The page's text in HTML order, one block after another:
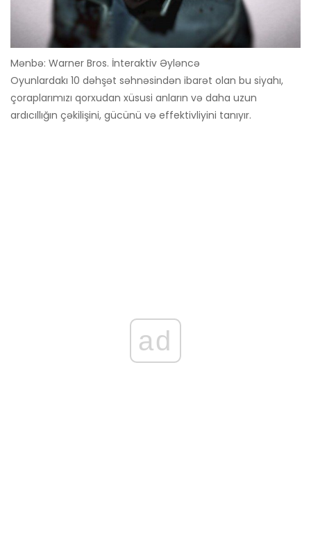
Mənbə: Warner Bros. İnteraktiv Əyləncə
Oyunlardakı 10 dəhşət səhnəsindən ibarət olan bu siyahı,
çoraplarımızı qorxudan xüsusi anların və daha uzun
ardıcıllığın çəkilişini, gücünü və effektivliyini tanıyır.
ad